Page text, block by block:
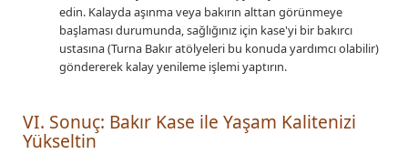
edin. Kalayda aşınma veya bakırın alttan görünmeye
başlaması durumunda, sağlığınız için kase'yi bir bakırcı
ustasına (Turna Bakır atölyeleri bu konuda yardımcı olabilir)
göndererek kalay yenileme işlemi yaptırın.
VI. Sonuç: Bakır Kase ile Yaşam Kalitenizi
Yükseltin